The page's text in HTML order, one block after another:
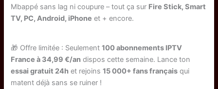
Mbappé sans lag ni coupure – tout ça sur Fire Stick, Smart
TV, PC, Android, iPhone et + encore.
🎁 Offre limitée : Seulement100 abonnements IPTV
France à 34,99 €/an dispos cette semaine. Lance ton
essai gratuit 24h et rejoins15 000+ fans français qui
matent déjà sans se ruiner !